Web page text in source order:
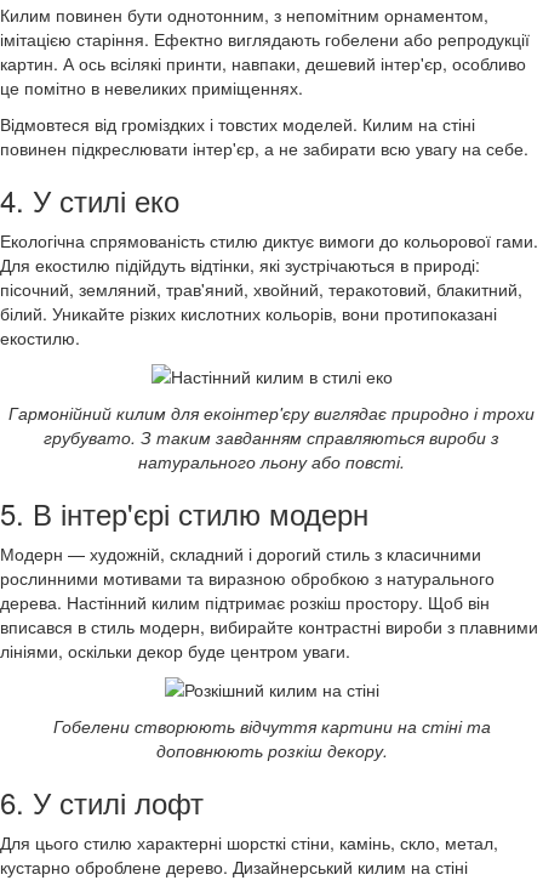
Килим повинен бути однотонним, з непомітним орнаментом,
імітацією старіння. Ефектно виглядають гобелени або репродукції
картин. А ось всілякі принти, навпаки, дешевий інтер'єр, особливо
це помітно в невеликих приміщеннях.
Відмовтеся від громіздких і товстих моделей. Килим на стіні
повинен підкреслювати інтер'єр, а не забирати всю увагу на себе.
4. У стилі еко
Екологічна спрямованість стилю диктує вимоги до кольорової гами.
Для екостилю підійдуть відтінки, які зустрічаються в природі:
пісочний, земляний, трав'яний, хвойний, теракотовий, блакитний,
білий. Уникайте різких кислотних кольорів, вони протипоказані
екостилю.
Гармонійний килим для екоінтер'єру виглядає природно і трохи
грубувато. З таким завданням справляються вироби з
натурального льону або повсті.
5. В інтер'єрі стилю модерн
Модерн — художній, складний і дорогий стиль з класичними
рослинними мотивами та виразною обробкою з натурального
дерева. Настінний килим підтримає розкіш простору. Щоб він
вписався в стиль модерн, вибирайте контрастні вироби з плавними
лініями, оскільки декор буде центром уваги.
Гобелени створюють відчуття картини на стіні та
доповнюють розкіш декору.
6. У стилі лофт
Для цього стилю характерні шорсткі стіни, камінь, скло, метал,
кустарно оброблене дерево. Дизайнерський килим на стіні